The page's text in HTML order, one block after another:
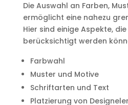
Die Auswahl an Farben,
ermöglicht eine nahezu
Hier sind einige Aspekte,
berücksichtigt werden
Farbwahl
Muster und Motive
Schriftarten und Text
Platzierung von